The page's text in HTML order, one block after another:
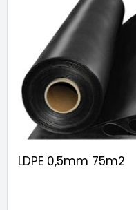
LDPE 0,5mm 75m2